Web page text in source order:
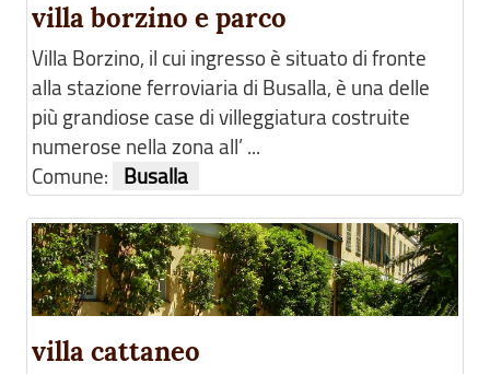
villa borzino e parco
Villa Borzino, il cui ingresso è situato di fronte
alla stazione ferroviaria di Busalla, è una delle
più grandiose case di villeggiatura costruite
numerose nella zona all’ ...
Comune:
Busalla
villa cattaneo